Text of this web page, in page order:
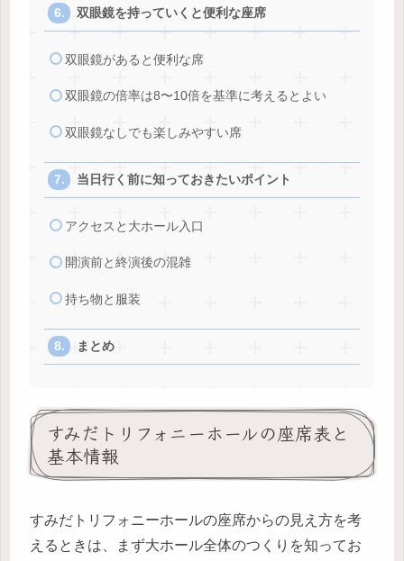
双眼鏡を持っていくと便利な座席
双眼鏡があると便利な席
双眼鏡の倍率は8〜10倍を基準に考えるとよい
双眼鏡なしでも楽しみやすい席
当日行く前に知っておきたいポイント
アクセスと大ホール入口
開演前と終演後の混雑
持ち物と服装
まとめ
すみだトリフォニーホールの座席表と
基本情報
すみだトリフォニーホールの座席からの見え方を考
えるときは、まず大ホール全体のつくりを知ってお